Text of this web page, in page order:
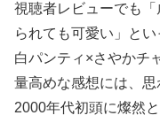
視聴者レビューでも
られても可愛い」と
白パンティ×さやかチ
量高めな感想には、思
2000年代初頭に燦然